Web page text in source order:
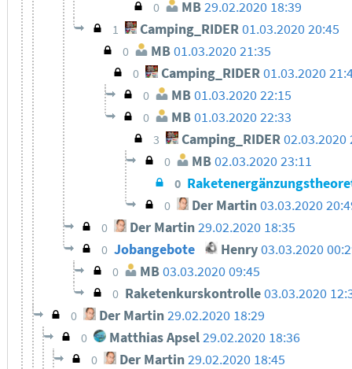
0 MB29.02.2020 18:39
1 Camping_RIDER01.03.2020 20:45
0 MB 01.03.2020 21:35
0 Camping_RIDER01.03.2020
0 MB01.03.2020 22:15
0 MB01.03.2020 22:33
3 Camping_RIDER02.03.2020
0 MB02.03.2020 23:11
0
0 Der Martin03.03.2020
0 Der Martin29.02.2020 18:35
0 Jobangebote Henry03.03.2020
0 MB03.03.2020 09:45
0 Raketenkurskontrolle03.03.2020
0 Der Martin 29.02.2020 18:29
0 Matthias Apsel29.02.2020 18:36
0 Der Martin29.02.2020 18:45